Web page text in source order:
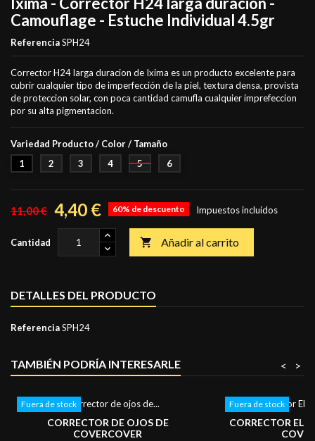
Camouflage - Estuche Individual 4.5gr
ReferenciaSPH24
Corrector H24 larga duracion de Ixima es un producto excelente para
cubrir cualquier tipo de imperfección de la piel, textura densa, provista
de proteccion solar, con poca cantidad camufla cualquier imprefeccion
por su alta pigmentacion.
Variedad Producto / Color / Tamaño
1
2 3 4 5 6
11,00 € 4,40 € 60% de descuento Impuestos incluidos
Cantidad  Añadir al carrito
DETALLES DEL PRODUCTO
ReferenciaSPH24
TAMBIÉN PODRÍA INTERESARLE >
<
Fuera de stock
CORRECTOR DE OJOS DE
COVERCOVER
Fuera de stock
CORRECTOR